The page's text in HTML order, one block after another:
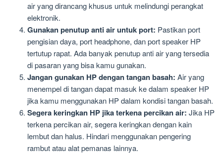
air yang dirancang khusus untuk melindungi perangkat
elektronik.
Gunakan penutup anti air untuk port: Pastikan port
pengisian daya, port headphone, dan port speaker HP
tertutup rapat. Ada banyak penutup anti air yang tersedia
di pasaran yang bisa kamu gunakan.
Jangan gunakan HP dengan tangan basah: Air yang
menempel di tangan dapat masuk ke dalam speaker HP
jika kamu menggunakan HP dalam kondisi tangan basah.
Segera keringkan HP jika terkena percikan air: Jika HP
terkena percikan air, segera keringkan dengan kain
lembut dan halus. Hindari menggunakan pengering
rambut atau alat pemanas lainnya.